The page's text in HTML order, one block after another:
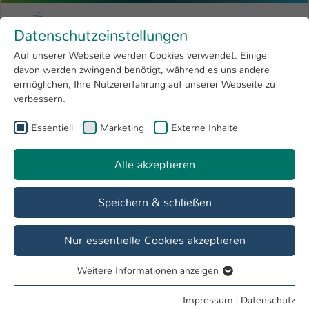
Menu
Forschung 4
Open submenu
Hochschule
International
Zum Hauptinhalt springen
Hochschule Kaiserslautern
Sie sind hier:
Studiengänge
Virtuelle Welten und grafische Apps
entwickeln und gestalten!
Datenschutzeinstellungen
Auf unserer Webseite werden Cookies verwendet. Einige
davon werden zwingend benötigt, während es uns andere
ermöglichen, Ihre Nutzererfahrung auf unserer Webseite zu
verbessern.
Essentiell Marketing Externe Inhalte
Alle akzeptieren
Speichern & schließen
Nur essentielle Cookies akzeptieren
Essentielle Cookies werden für grundlegende Funktionen
Weitere Informationen anzeigen
Impressum | Datenschutz